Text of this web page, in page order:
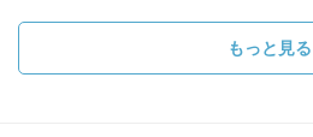
もっと見る